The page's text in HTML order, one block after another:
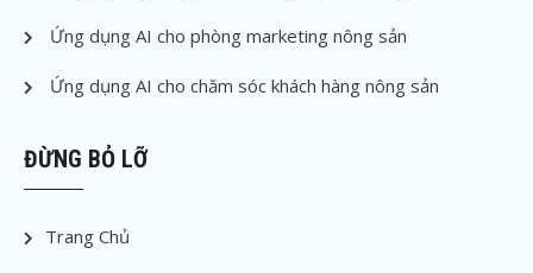
Ứng dụng AI cho phòng marketing nông sản
Ứng dụng AI cho chăm sóc khách hàng nông sản
ĐỪNG BỎ LỠ
Trang Chủ